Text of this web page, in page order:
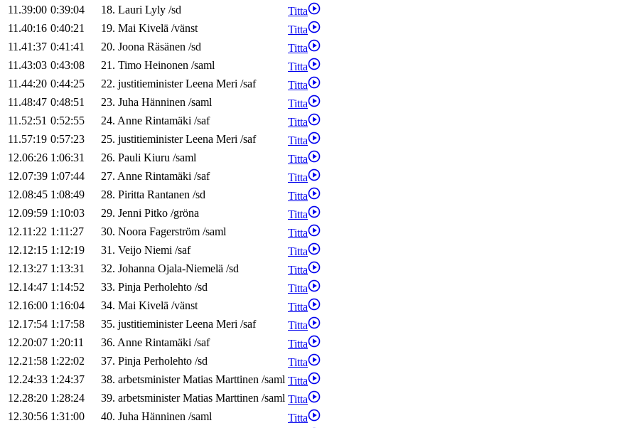
11.39:00 0:39:04 18. Lauri Lyly /sd
Titta
11.40:16 0:40:21 19. Mai Kivelä /vänst
Titta
11.41:37 0:41:41 20. Joona Räsänen /sd
Titta
11.43:03 0:43:08 21. Timo Heinonen /saml
Titta
11.44:20 0:44:25 22. justitieminister Leena Meri /saf
Titta
11.48:47 0:48:51 23. Juha Hänninen /saml
Titta
11.52:51 0:52:55 24. Anne Rintamäki /saf
Titta
11.57:19 0:57:23 25. justitieminister Leena Meri /saf
Titta
12.06:26 1:06:31 26. Pauli Kiuru /saml
Titta
12.07:39 1:07:44 27. Anne Rintamäki /saf
Titta
12.08:45 1:08:49 28. Piritta Rantanen /sd
Titta
12.09:59 1:10:03 29. Jenni Pitko /gröna
Titta
12.11:22 1:11:27 30. Noora Fagerström /saml
Titta
12.12:15 1:12:19 31. Veijo Niemi /saf
Titta
12.13:27 1:13:31 32. Johanna Ojala-Niemelä /sd
Titta
12.14:47 1:14:52 33. Pinja Perholehto /sd
Titta
12.16:00 1:16:04 34. Mai Kivelä /vänst
Titta
12.17:54 1:17:58 35. justitieminister Leena Meri /saf
Titta
12.20:07 1:20:11 36. Anne Rintamäki /saf
Titta
12.21:58 1:22:02 37. Pinja Perholehto /sd
Titta
12.24:33 1:24:37 38. arbetsminister Matias Marttinen /saml Titta
12.28:20 1:28:24 39. arbetsminister Matias Marttinen /saml Titta
12.30:56 1:31:00 40. Juha Hänninen /saml
Titta